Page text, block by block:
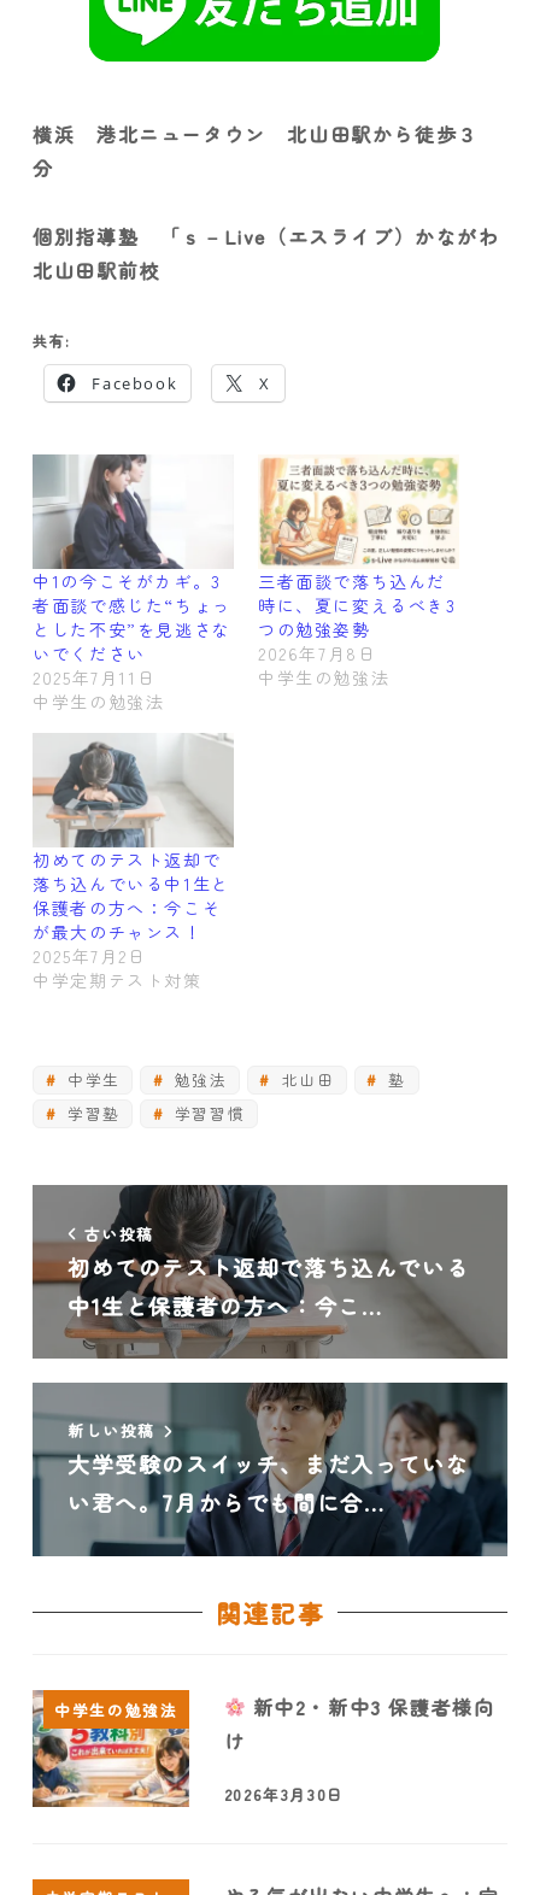
横浜 港北ニュータウン 北山田駅から徒歩３
分
個別指導塾 「ｓ－Live（エスライブ）かながわ
北山田駅前校
共有:
Facebook X
中1の今こそがカギ。3
者面談で感じた“ちょっ
とした不安”を見逃さな
いでください
2025年7月11日
中学生の勉強法
三者面談で落ち込んだ
時に、夏に変えるべき3
つの勉強姿勢
2026年7月8日
中学生の勉強法
初めてのテスト返却で
落ち込んでいる中1生と
保護者の方へ：今こそ
が最大のチャンス！
2025年7月2日
中学定期テスト対策
中学生 勉強法 北山田
塾
学習塾
学習習慣
古い投稿
初めてのテスト返却で落ち込んでいる
中1生と保護者の方へ：今こ…
新しい投稿
大学受験のスイッチ、まだ入っていな
い君へ。7月からでも間に合…
関連記事
中学生の勉強法
新中2・新中3 保護者様向
け
2026年3月30日